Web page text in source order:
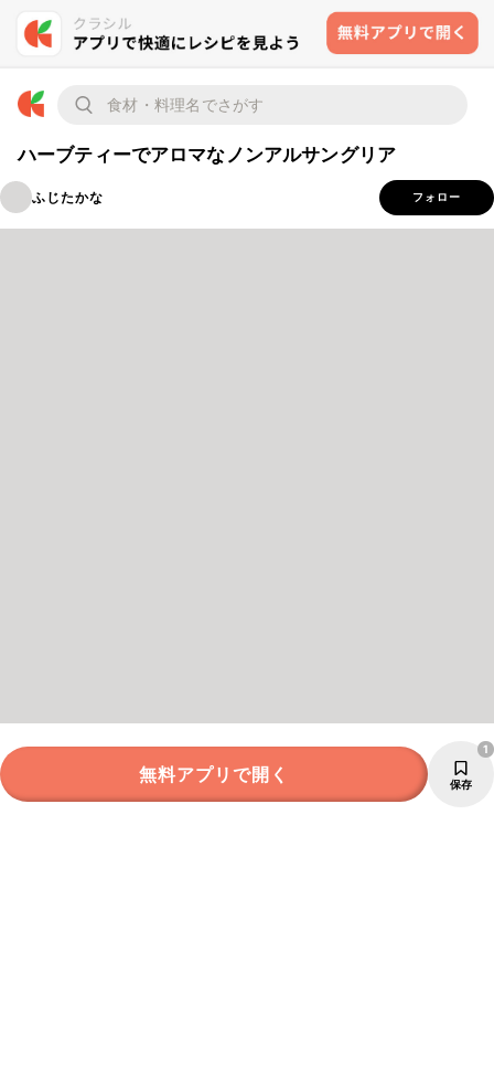
ハーブティーでアロマなノンアルサングリア
ふじたかな フォロー
無料アプリで開く 保存
1